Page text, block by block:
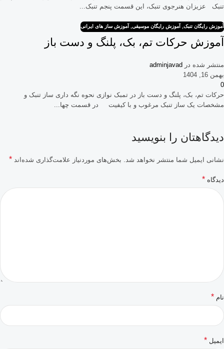
تنبک عزیزان هنرجوی تنبک، این قسمت پنجم تنبک...
آموزش رایگان تنبک آموزش رایگان موسیقی آموزش ساز های ایرانی
آموزش حرکات تم، بک، پلنگ و دست باز
منتشر شده در adminjavad
بهمن 16, 1404
0
حرکات تم، بک، پلنگ و دست باز در تمبک نوازی نحوه نگه داری ساز تنبک و
مشخصات یک ساز تنبک مرغوب و با کیفیت در قسمت چها...
دیدگاهتان را بنویسید
نشانی ایمیل شما منتشر نخواهد شد. بخش‌های موردنیاز علامت‌گذاری شده‌اند *
دیدگاه *
نام *
ایمیل *